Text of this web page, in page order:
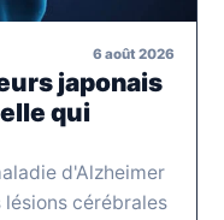
6 août 2026
japonais
qui
d'Alzheimer
cérébrales